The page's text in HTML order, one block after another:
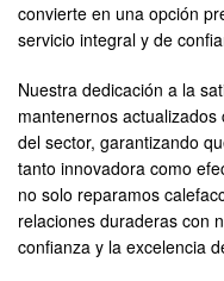
convierte en una opción
servicio integral y de
Nuestra dedicación a la
mantenernos
del sector, garantizando
tanto innovadora como
no solo reparamos
relaciones duraderas con
confianza y la excelencia